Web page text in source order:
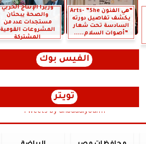
”هي الفنون Arts- ”She
يكشف تفاصيل دورته
السادسة تحت شعار
”أصوات السلام.....
وزيرا الإنتاج الحربي
والصحة يبحثان
مستجدات عدد من
المشروعات القومية
المشتركة
الفيس بوك
تويتر
Tweets by anbaaalyoum1